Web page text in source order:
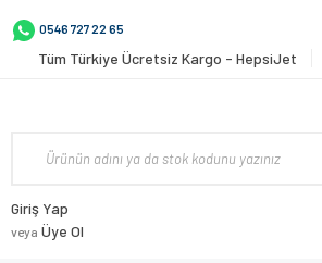
0546 727 22 65
Tüm Türkiye Ücretsiz Kargo - HepsiJet
Giriş Yap
veya Üye Ol